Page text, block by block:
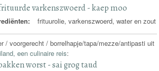
varkenszwoerd - kaep moo
frituurolie, varkenszwoerd, water en zout
/ voorgerecht / borrelhapje/tapa/mezze/antipasti uit
een culinaire reis:
worst - sai grog taud